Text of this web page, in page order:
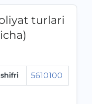
turlari
5610100